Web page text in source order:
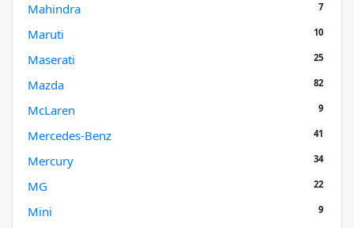
Mahindra 7
Maruti 10
Maserati 25
Mazda 82
McLaren 9
Mercedes-Benz 41
Mercury 34
MG 22
Mini 9